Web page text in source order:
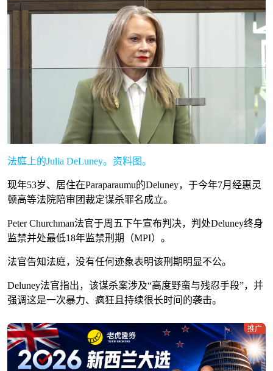
法庭上的Julia DeLuney。资料图。
现年53岁、居住在Paraparaumu的Deluney，于今年7月经惠灵
顿高等法院陪审团裁定谋杀罪名成立。
Peter Churchman法官于周五下午宣布判决，判处Deluney终身
监禁并处最低18年监禁刑期（MPI）。
法官告知法庭，没有任何迹象表明该刑期明显不公。
Deluney法官指出，该谋杀案涉及“高度野蛮与残忍手段”，并
强调这是一次暴力、疯狂且持续很长时间的袭击。
推广